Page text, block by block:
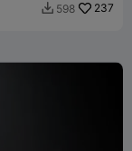
 598 237